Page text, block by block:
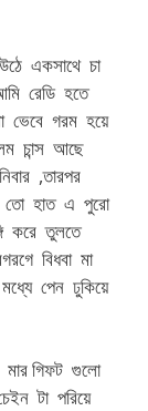
একসাথে চা
রেডি হতে
ভেবে গরম হয়ে
চান্স আছে
,তারপর
তো হাত এ পুরো
করে তুলতে
বিধবা মা
পেন ঢুকিয়ে
গিফট গুলো
টা পরিয়ে